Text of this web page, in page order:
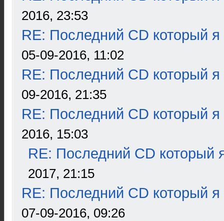
2016, 23:53
RE: Последний CD который я
05-09-2016, 11:02
RE: Последний CD который я
09-2016, 21:35
RE: Последний CD который я
2016, 15:03
RE: Последний CD который
2017, 21:15
RE: Последний CD который я
07-09-2016, 09:26